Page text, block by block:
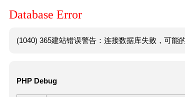
Database Error
(1040) 365建站错误警告：连接数据库失败，可能
PHP Debug